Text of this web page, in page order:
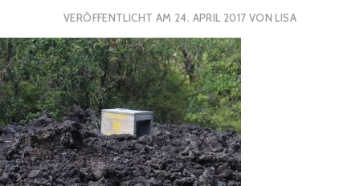
VERÖFFENTLICHT AM 24. APRIL 2017 VONLISA